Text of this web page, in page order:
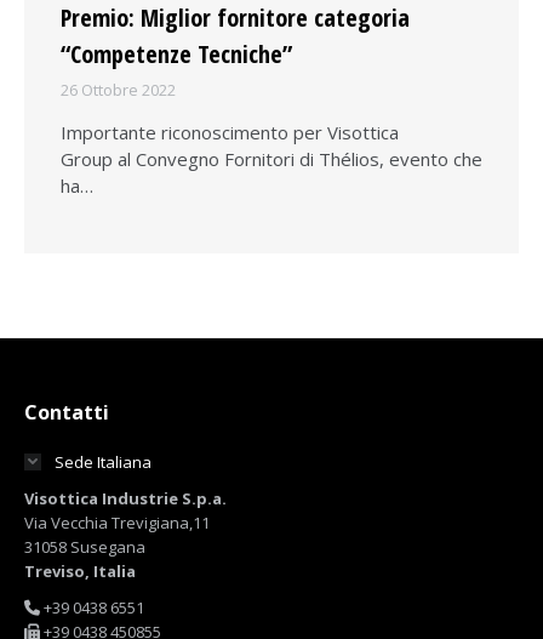
Premio: Miglior fornitore categoria
“Competenze Tecniche”
26 Ottobre 2022
Importante riconoscimento per Visottica
Group al Convegno Fornitori di Thélios, evento che
ha…
Contatti
Sede Italiana
Visottica Industrie S.p.a.
Via Vecchia Trevigiana,11
31058 Susegana
Treviso, Italia
+39 0438 6551
+39 0438 450855